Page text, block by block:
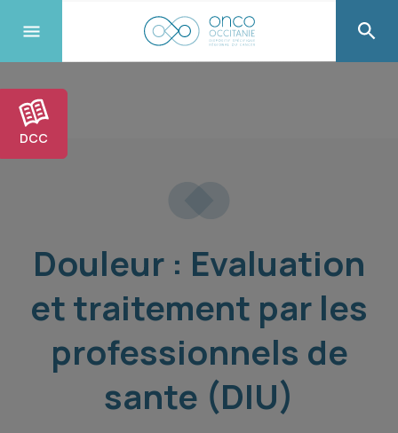
DCC
Douleur : Evaluation
et traitement par les
professionnels de
sante (DIU)